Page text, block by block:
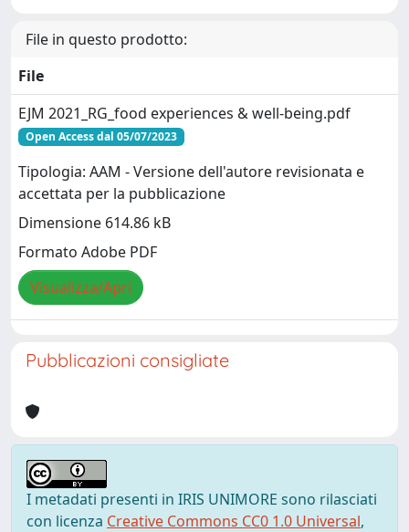
File in questo prodotto:
File
EJM 2021_RG_food experiences & well-being.pdf
Open Access dal 05/07/2023
Tipologia: AAM - Versione dell'autore revisionata e
accettata per la pubblicazione
Dimensione 614.86 kB
Formato Adobe PDF
Visualizza/Apri
Pubblicazioni consigliate
I metadati presenti in IRIS UNIMORE sono rilasciati
con licenza Creative Commons CC0 1.0 Universal,